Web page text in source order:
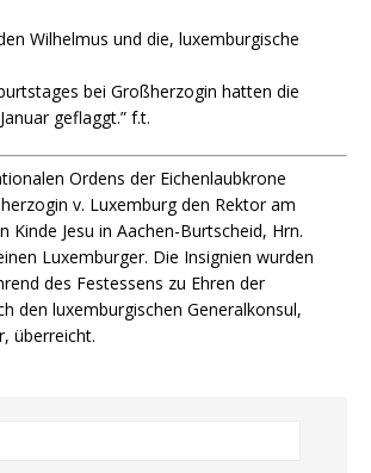
Wilhelmus und die, luxemburgische
bei Großherzogin hatten die
geflaggt.” f.t.
Ordens der Eichenlaubkrone
v. Luxemburg den Rektor am
Kinde Jesu in Aachen-Burtscheid, Hrn.
Luxemburger. Die Insignien wurden
des Festessens zu Ehren der
den luxemburgischen Generalkonsul,
überreicht.